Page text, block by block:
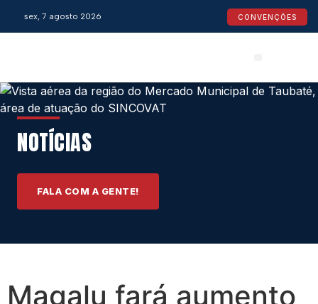
sex, 7 agosto 2026 CONVENÇÕES
NOTÍCIAS
FALA COM A GENTE!
Magalu fará aumento